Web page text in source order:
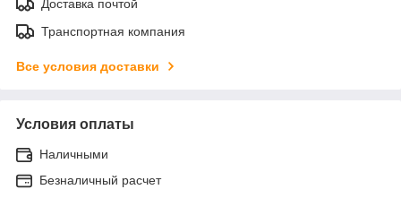
Доставка почтой
Транспортная компания
Все условия доставки
Условия оплаты
Наличными
Безналичный расчет